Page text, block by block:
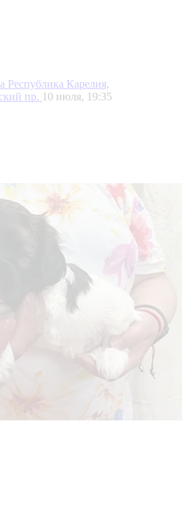
Республика Карелия,
пр. 10 июля, 19:35